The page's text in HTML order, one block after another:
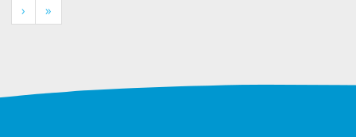
›
»